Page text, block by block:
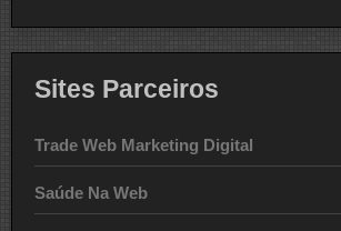
Sites Parceiros
Trade Web Marketing Digital
Saúde Na Web